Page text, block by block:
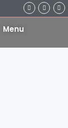
Menu